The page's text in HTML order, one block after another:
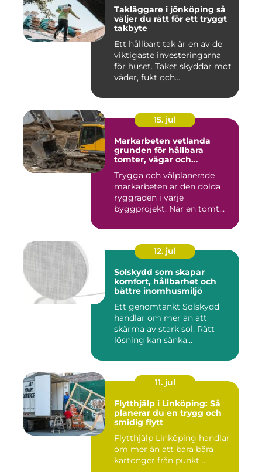
Takläggare i jönköping så
väljer du rätt för ett tryggt
takbyte
Ett hållbart tak är en av de
viktigaste investeringarna
för huset. Taket skyddar mot
väder, fukt och...
15. jul
Markarbeten vetlanda
grunden för hållbara
tomter, vägar och
Trygga och välplanerade
markarbeten är den dolda
ryggraden i varje
byggprojekt. När en tomt
12. jul
Solskydd som skapar
komfort, hållbarhet och
bättre inomhusmiljö
Ett genomtänkt Solskydd
handlar om mer än att
skärma av stark sol. Rätt
lösning kan sänka
11. jul
Flytthjälp i Linköping: Så
planerar du en trygg och
smidig flytt
Flytthjälp Linköping handlar
om mer än att bara bära
kartonger från punkt ...